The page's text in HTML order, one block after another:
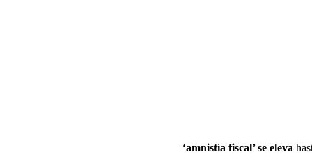
‘amnistía fiscal’ se eleva